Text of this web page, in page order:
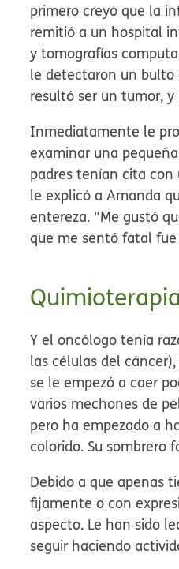
primero creyó que la
remitió a un hospital
y tomografías
le detectaron un bulto
resultó ser un tumor, y
Inmediatamente le
examinar una
padres tenían cita
le explicó a Amanda
entereza. "Me gustó
que me sentó fatal
Y el oncólogo tenía
las células del
se le empezó a caer
varios mechones de
pero ha empezado a
colorido. Su sombrero
Debido a que apenas
fijamente o con
aspecto. Le han sido
seguir haciendo